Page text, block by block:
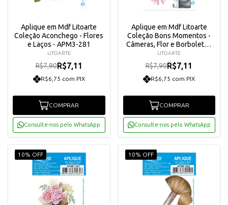
Aplique em Mdf Litoarte
Coleção Aconchego - Flores
e Laços - APM3-281
LITOARTE
R$7,90R$7,11
R$6,75 com PIX
COMPRAR
Consulte-nos pelo WhatsApp
Aplique em Mdf Litoarte
Coleção Bons Momentos -
Câmeras, Flor e Borboleta -
APM3-280
LITOARTE
R$7,90R$7,11
R$6,75 com PIX
COMPRAR
Consulte-nos pelo WhatsApp
10% OFF 10% OFF